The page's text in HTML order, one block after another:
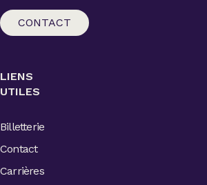
CONTACT
LIENS
UTILES
Billetterie
Contact
Carrières